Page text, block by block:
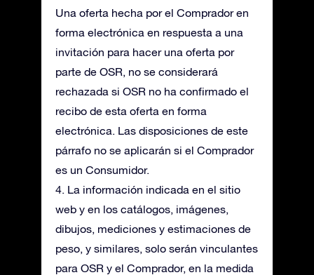
Una oferta hecha por el Comprador en
forma electrónica en respuesta a una
invitación para hacer una oferta por
parte de OSR, no se considerará
rechazada si OSR no ha confirmado el
recibo de esta oferta en forma
electrónica. Las disposiciones de este
párrafo no se aplicarán si el Comprador
es un Consumidor.
4. La información indicada en el sitio
web y en los catálogos, imágenes,
dibujos, mediciones y estimaciones de
peso, y similares, solo serán vinculantes
para OSR y el Comprador, en la medida